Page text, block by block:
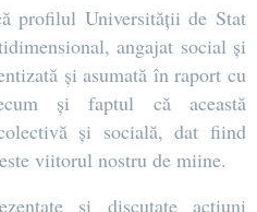
profilul Universității de Stat
angajat social și
și asumată în raport cu
și faptul că această
și socială, dat fiind
viitorul nostru de miine.
și discutate acțiuni